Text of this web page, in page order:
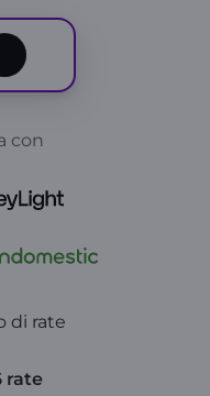
con
di rate
rate